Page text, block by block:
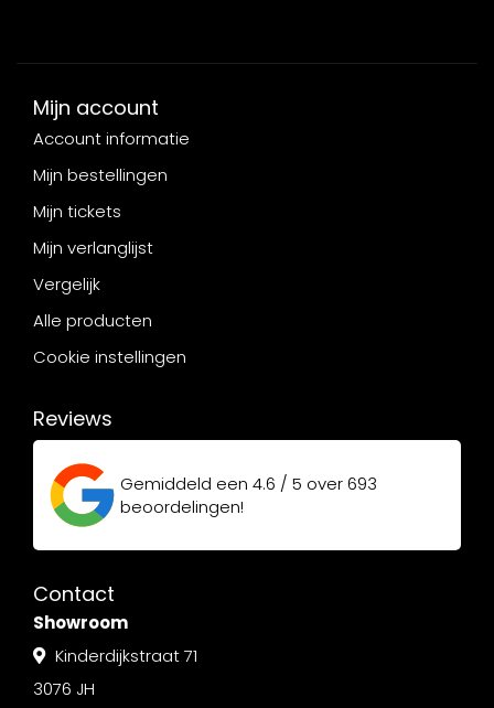
Mijn account
Account informatie
Mijn bestellingen
Mijn tickets
Mijn verlanglijst
Vergelijk
Alle producten
Cookie instellingen
Reviews
Gemiddeld een 4.6 / 5 over693
beoordelingen!
Contact
Showroom
Kinderdijkstraat 71
3076 JH